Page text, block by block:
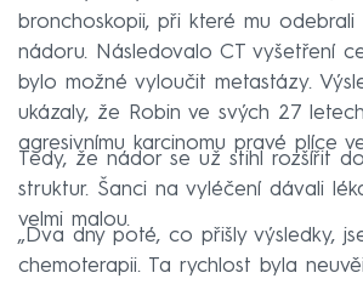
bronchoskopii, při které mu
nádoru. Následovalo CT vyšetření
bylo možné vyloučit metastázy.
ukázaly, že Robin ve svých 27
agresivnímu karcinomu pravé plíce
Tedy, že nádor se už stihl rozšířit
struktur. Šanci na vyléčení dávali
velmi malou.
„Dva dny poté, co přišly výsledky,
chemoterapii. Ta rychlost byla